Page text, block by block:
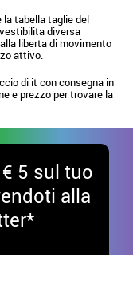
la tabella taglie del
diversa
liberta di movimento
attivo.
di it con consegna in
e prezzo per trovare la
5 sul tuo
alla